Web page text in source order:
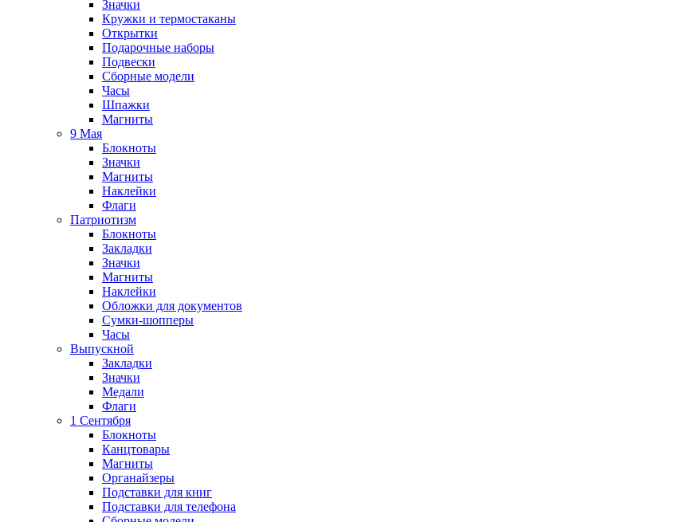
Значки
Кружки и термостаканы
Открытки
Подарочные наборы
Подвески
Сборные модели
Часы
Шпажки
Магниты
9 Мая
Блокноты
Значки
Магниты
Наклейки
Флаги
Патриотизм
Блокноты
Закладки
Значки
Магниты
Наклейки
Обложки для документов
Сумки-шопперы
Часы
Выпускной
Закладки
Значки
Медали
Флаги
1 Сентября
Блокноты
Канцтовары
Магниты
Органайзеры
Подставки для книг
Подставки для телефона